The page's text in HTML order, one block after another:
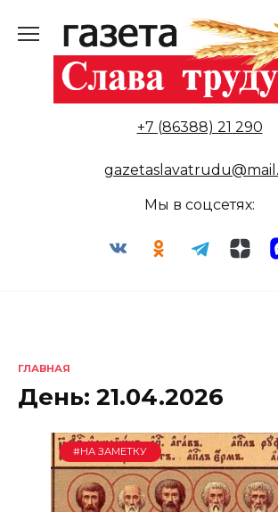
содержанию
+7 (86388) 21 290
Мы в соцсетях:
ГЛАВНАЯ
День: 21.04.2026
#НА ЗАМЕТКУ